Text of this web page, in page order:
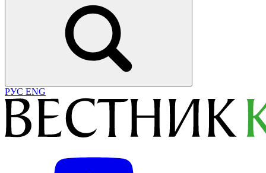
РУС ENG